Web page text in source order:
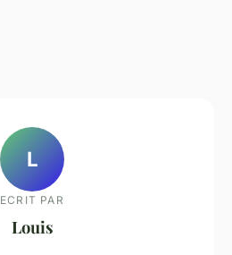
L
ECRIT PAR
Louis